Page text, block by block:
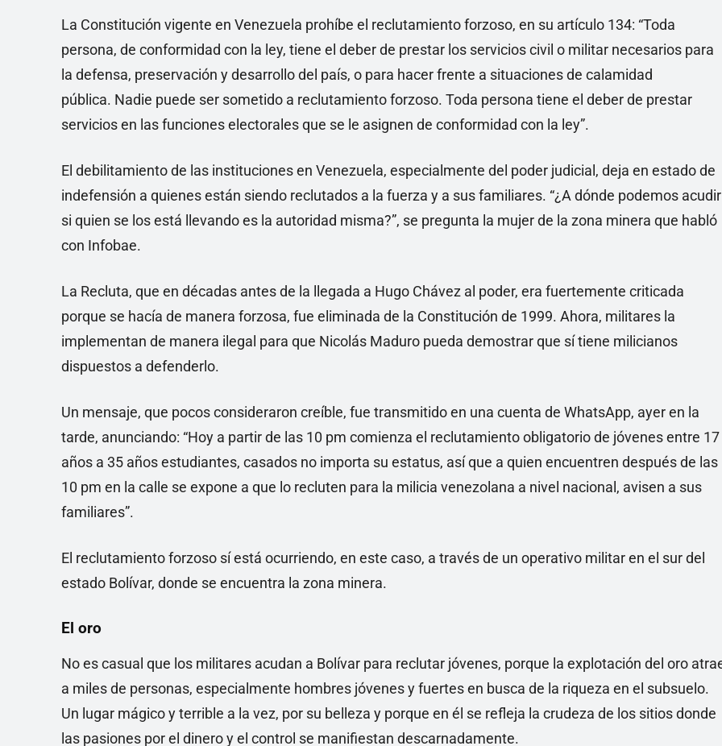
La Constitución vigente en Venezuela prohíbe el reclutamiento forzoso, en su artículo 134: “Toda
persona, de conformidad con la ley, tiene el deber de prestar los servicios civil o militar necesarios para
la defensa, preservación y desarrollo del país, o para hacer frente a situaciones de calamidad
pública. Nadie puede ser sometido a reclutamiento forzoso. Toda persona tiene el deber de prestar
servicios en las funciones electorales que se le asignen de conformidad con la ley”.
El debilitamiento de las instituciones en Venezuela, especialmente del poder judicial, deja en estado de
indefensión a quienes están siendo reclutados a la fuerza y a sus familiares. “¿A dónde podemos acudir
si quien se los está llevando es la autoridad misma?”, se pregunta la mujer de la zona minera que habló
con Infobae.
La Recluta, que en décadas antes de la llegada a Hugo Chávez al poder, era fuertemente criticada
porque se hacía de manera forzosa, fue eliminada de la Constitución de 1999. Ahora, militares la
implementan de manera ilegal para que Nicolás Maduro pueda demostrar que sí tiene milicianos
dispuestos a defenderlo.
Un mensaje, que pocos consideraron creíble, fue transmitido en una cuenta de WhatsApp, ayer en la
tarde, anunciando: “Hoy a partir de las 10 pm comienza el reclutamiento obligatorio de jóvenes entre 17
años a 35 años estudiantes, casados no importa su estatus, así que a quien encuentren después de las
10 pm en la calle se expone a que lo recluten para la milicia venezolana a nivel nacional, avisen a sus
familiares”.
El reclutamiento forzoso sí está ocurriendo, en este caso, a través de un operativo militar en el sur del
estado Bolívar, donde se encuentra la zona minera.
El oro
No es casual que los militares acudan a Bolívar para reclutar jóvenes, porque la explotación del oro
a miles de personas, especialmente hombres jóvenes y fuertes en busca de la riqueza en el subsuelo.
Un lugar mágico y terrible a la vez, por su belleza y porque en él se refleja la crudeza de los sitios donde
las pasiones por el dinero y el control se manifiestan descarnadamente.